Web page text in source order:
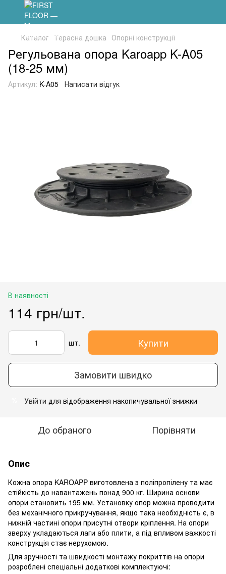
Каталог Терасна дошка Опорні конструкції
Регульована опора Karoapp K-A05
(18-25 мм)
Артикул: K-A05 Написати відгук
В наявності
114 грн/шт.
шт. Купити
Замовити швидко
Увійти для відображення накопичувальної знижки
До обраного Порівняти
Опис
Кожна опора KAROAPP виготовлена ​​з поліпропілену та має
стійкість до навантажень понад 900 кг. Ширина основи
опори становить 195 мм. Установку опор можна проводити
без механічного прикручування, якщо така необхідність є, в
нижній частині опори присутні отвори кріплення. На опори
зверху укладаються лаги або плити, а під впливом важкості
конструкція стає нерухомою.
Для зручності та швидкості монтажу покриттів на опори
розроблені спеціальні додаткові комплектуючі: